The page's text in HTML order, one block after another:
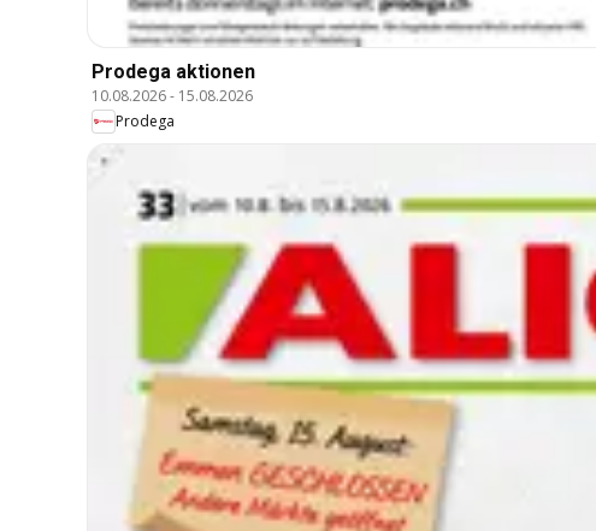
Prodega aktionen
10.08.2026- 15.08.2026
Prodega